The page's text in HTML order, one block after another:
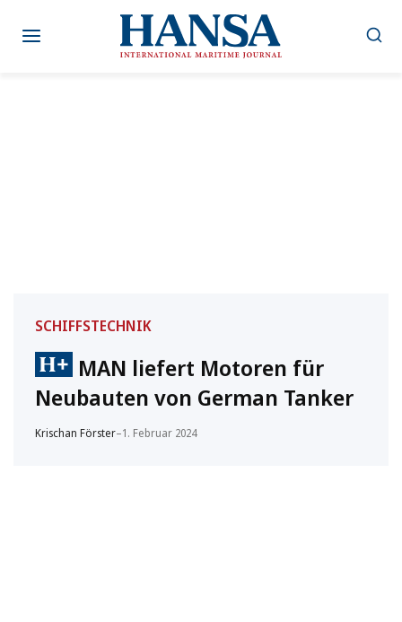
Inhalt
SCHIFFSTECHNIK
MAN liefert Motoren für
Neubauten von German Tanker
Krischan Förster–1. Februar 2024